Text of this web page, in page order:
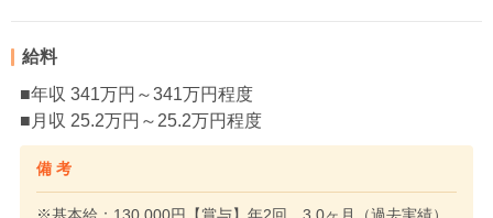
給料
■年収 341万円～341万円程度
■月収 25.2万円～25.2万円程度
備 考